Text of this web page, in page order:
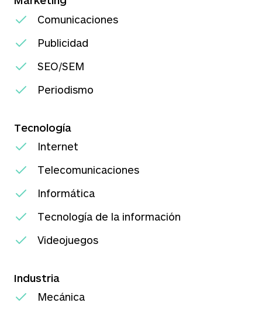
Comunicaciones
Publicidad
SEO/SEM
Periodismo
Tecnología
Internet
Telecomunicaciones
Informática
Tecnología de la información
Videojuegos
Industria
Mecánica